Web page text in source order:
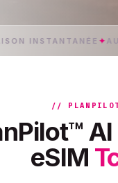
✦AUCUN
//
eSIM